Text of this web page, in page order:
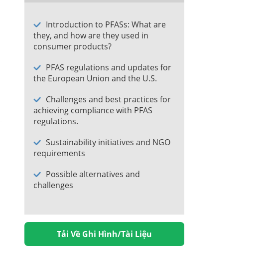
Introduction to PFASs: What are
they, and how are they used in
consumer products?
PFAS regulations and updates for
the European Union and the U.S.
Challenges and best practices for
achieving compliance with PFAS
regulations.
Sustainability initiatives and NGO
requirements
Possible alternatives and
challenges
Tải Về Ghi Hình/Tài Liệu